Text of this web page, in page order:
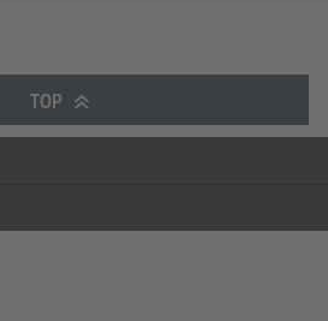
TOP